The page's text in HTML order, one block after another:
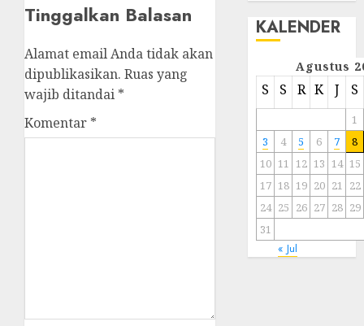
Tinggalkan Balasan
Alamat email Anda tidak akan
dipublikasikan. Ruas yang
wajib ditandai *
Komentar *
KALENDER
Agustus
S S R K J S
1
3
4 5 6 7
8
10 11 12 13 14 15
17 18 19 20 21 22
24 25 26 27 28 29
31
« Jul